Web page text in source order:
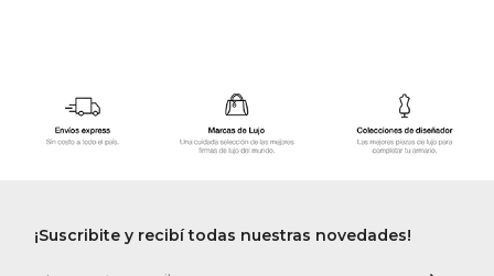
¡Suscribite y recibí todas nuestras novedades!